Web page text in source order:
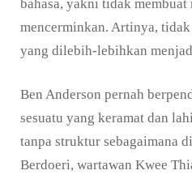
bahasa, yakni tidak
mencerminkan. Artinya,
yang dilebih-lebihkan
Ben Anderson pernah
sesuatu yang keramat dan
tanpa struktur sebagaimana
Berdoeri, wartawan Kwee